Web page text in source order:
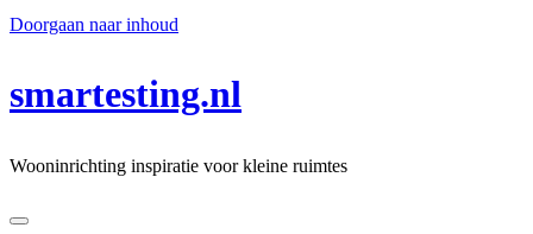
Doorgaan naar inhoud
smartesting.nl
Wooninrichting inspiratie voor kleine ruimtes